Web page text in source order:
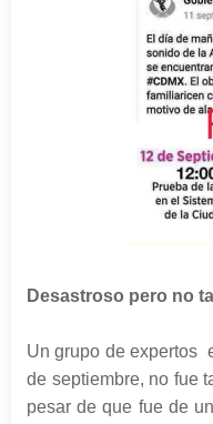
Desastroso pero no
Un grupo de expertos
de septiembre, no fue
pesar de que fue de